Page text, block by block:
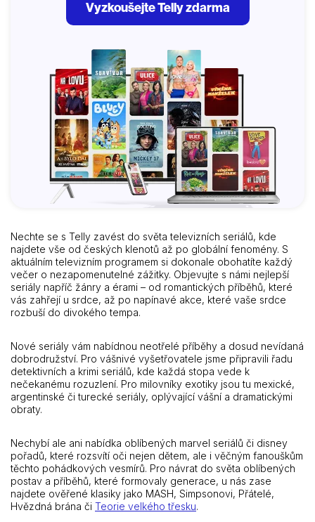
Vyzkoušejte Telly zdarma
Nechte se s Telly zavést do světa televizních seriálů, kde
najdete vše od českých klenotů až po globální fenomény. S
aktuálním televizním programem si dokonale obohatíte každý
večer o nezapomenutelné zážitky. Objevujte s námi nejlepší
seriály napříč žánry a érami – od romantických příběhů, které
vás zahřejí u srdce, až po napínavé akce, které vaše srdce
rozbuší do divokého tempa.
Nové seriály vám nabídnou neotřelé příběhy a dosud nevídaná
dobrodružství. Pro vášnivé vyšetřovatele jsme připravili řadu
detektivních a krimi seriálů, kde každá stopa vede k
nečekanému rozuzlení. Pro milovníky exotiky jsou tu mexické,
argentinské či turecké seriály, oplývající vášní a dramatickými
obraty.
Nechybí ale ani nabídka oblíbených marvel seriálů či disney
pořadů, které rozsvítí oči nejen dětem, ale i věčným fanouškům
těchto pohádkových vesmírů. Pro návrat do světa oblíbených
postav a příběhů, které formovaly generace, u nás zase
najdete ověřené klasiky jako MASH, Simpsonovi, Přátelé,
Hvězdná brána či Teorie velkého třesku.